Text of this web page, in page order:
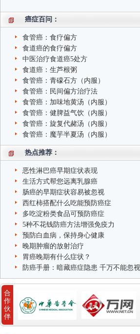
癌症百问：
食管癌：食疗偏方
食道癌的食疗偏方
中医治疗食道癌5处方
食道癌：生芦根粥
食管癌：青礞石方（内服）
食管癌：民间偏方治疗法
食管癌：加味地黄汤（内服）
食管癌：健脾益气饮（内服）
食管癌：旋复代赭汤（内服）
食管癌：魔芋半夏汤（内服）
热点推荐：
恶性淋巴癌早期症状表现
生活方式帮您远离乳腺癌
肠癌的早期症状容易被忽视
西红柿搭配什么吃能预防癌症
多吃淀粉类食品可预防癌症
5种不花钱防癌方法增强免疫力
预防白血病，保持身心健康
晚期肿瘤的放射治疗
胃癌晚期有什么症状？
防癌手册：暗藏癌症隐患 千万不能忽
合
作
伙
伴